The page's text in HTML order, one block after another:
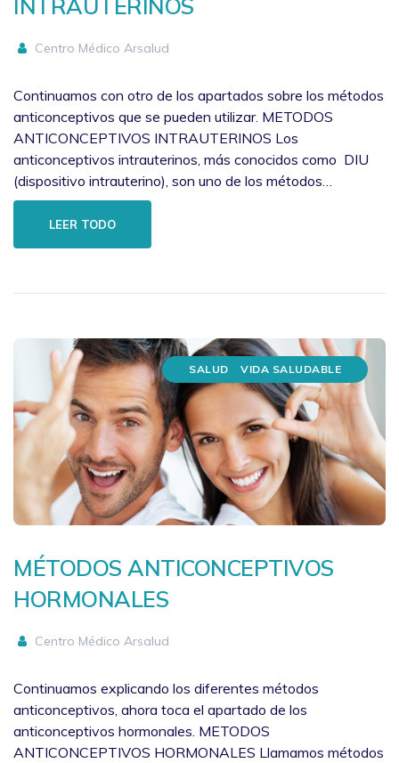
INTRAUTERINOS
Centro Médico Arsalud
Continuamos con otro de los apartados sobre los métodos
anticonceptivos que se pueden utilizar. METODOS
ANTICONCEPTIVOS INTRAUTERINOS Los
anticonceptivos intrauterinos, más conocidos como DIU
(dispositivo intrauterino), son uno de los métodos…
LEER TODO
SALUD VIDA SALUDABLE
MÉTODOS ANTICONCEPTIVOS
HORMONALES
Centro Médico Arsalud
Continuamos explicando los diferentes métodos
anticonceptivos, ahora toca el apartado de los
anticonceptivos hormonales. METODOS
ANTICONCEPTIVOS HORMONALES Llamamos métodos